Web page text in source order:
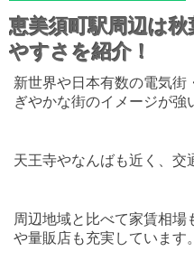
恵美須町駅周辺は
やすさを紹介！
新世界や日本有数の電気街
ぎやかな街のイメージが強
天王寺やなんばも近く、交
周辺地域と比べて家賃相場
や量販店も充実しています。